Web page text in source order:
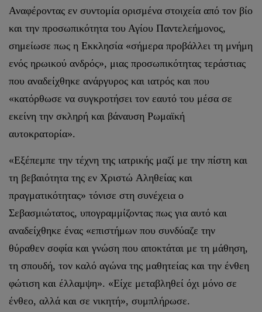
Αναφέροντας εν συντομία ορισμένα στοιχεία από τον βίο
και την προσωπικότητα του Αγίου Παντελεήμονος,
σημείωσε πως η Εκκλησία «σήμερα προβάλλει τη μνήμη
ενός ηρωικού ανδρός», μιας προσωπικότητας τεράστιας
που αναδείχθηκε ανάργυρος και ιατρός και που
«κατόρθωσε να συγκροτήσει τον εαυτό του μέσα σε
εκείνη την σκληρή και βάναυση Ρωμαϊκή
αυτοκρατορία».
«Εξέπεμπε την τέχνη της ιατρικής μαζί με την πίστη και
τη βεβαιότητα της εν Χριστώ Aληθείας και
πραγματικότητας» τόνισε στη συνέχεια ο
Σεβασμιώτατος, υπογραμμίζοντας πως για αυτό και
αναδείχθηκε ένας «επιστήμων που συνδύαζε την
θύραθεν σοφία και γνώση που αποκτάται με τη μάθηση,
τη σπουδή, τον καλό αγώνα της μαθητείας και την ένθεη
φώτιση και έλλαμψη». «Είχε μεταβληθεί όχι μόνο σε
ένθεο, αλλά και σε νικητή», συμπλήρωσε.